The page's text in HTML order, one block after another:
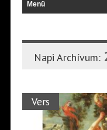
Napi Archívum:
Vers